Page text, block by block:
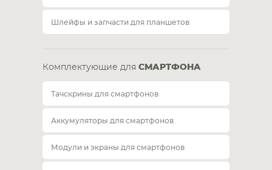
Шлейфы и запчасти для планшетов
Комплектующие для СМАРТФОНА
Тачскрины для смартфонов
Аккумуляторы для смартфонов
Модули и экраны для смартфонов